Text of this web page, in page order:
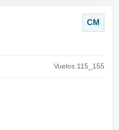
CM
Vuelos 115_155